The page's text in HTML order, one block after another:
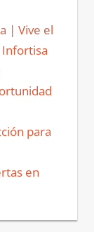
| Vive el
Infortisa
para
en